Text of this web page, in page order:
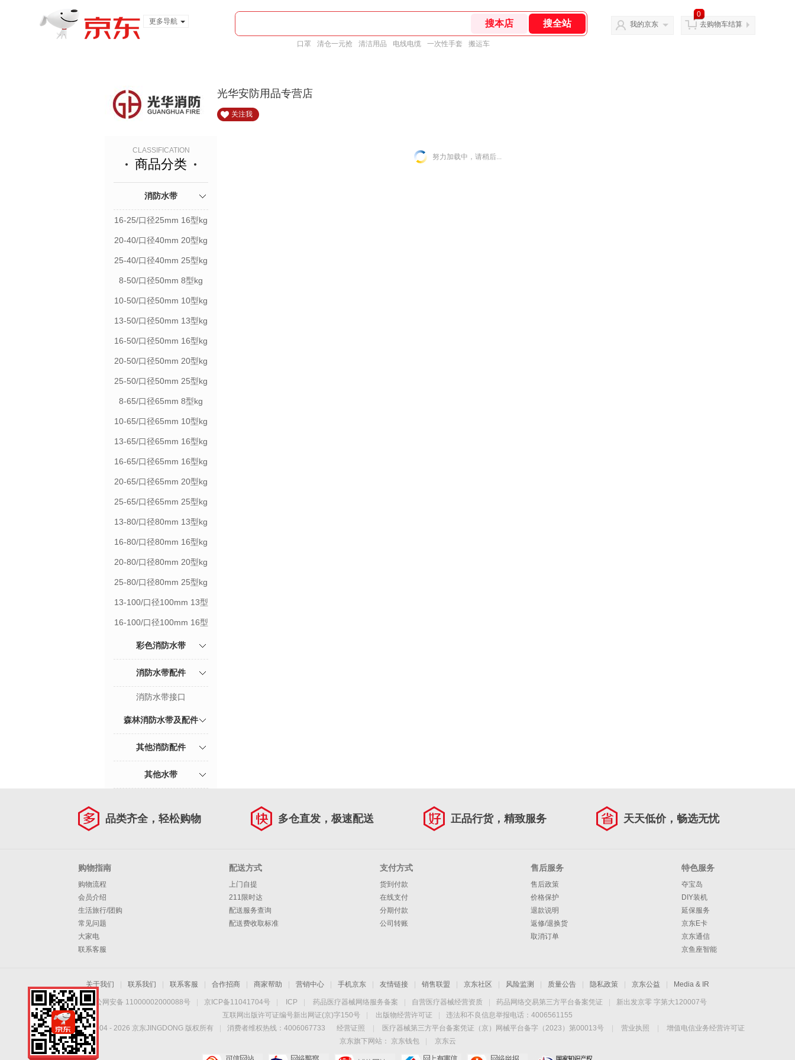
更多导航
口罩 清仓一元抢 清洁用品 电线电缆 一次性手套 搬运车
我的京东
0
去购物车结算
光华安防用品专营店
关注我
CLASSIFICATION
商品分类
消防水带
16-25/口径25mm 16型kg
20-40/口径40mm 20型kg
25-40/口径40mm 25型kg
8-50/口径50mm 8型kg
10-50/口径50mm 10型kg
13-50/口径50mm 13型kg
16-50/口径50mm 16型kg
20-50/口径50mm 20型kg
25-50/口径50mm 25型kg
8-65/口径65mm 8型kg
10-65/口径65mm 10型kg
13-65/口径65mm 16型kg
16-65/口径65mm 16型kg
20-65/口径65mm 20型kg
25-65/口径65mm 25型kg
13-80/口径80mm 13型kg
16-80/口径80mm 16型kg
20-80/口径80mm 20型kg
25-80/口径80mm 25型kg
13-100/口径100mm 13型
16-100/口径100mm 16型
彩色消防水带
消防水带配件
消防水带接口
森林消防水带及配件
其他消防配件
其他水带
努力加载中，请稍后...
品类齐全，轻松购物 多仓直发，极速配送 正品行货，精致服务 天天低价，畅选无忧
购物指南
购物流程
会员介绍
生活旅行/团购
常见问题
大家电
联系客服
配送方式
上门自提
211限时达
配送服务查询
配送费收取标准
支付方式
货到付款
在线支付
分期付款
公司转账
售后服务
售后政策
价格保护
退款说明
返修/退换货
取消订单
特色服务
夺宝岛
DIY装机
延保服务
京东E卡
京东通信
京鱼座智能
关于我们 联系我们 联系客服 合作招商 商家帮助 营销中心 手机京东 友情链接 销售联盟 京东社区 风险监测 质量公告 隐私政策 京东公益 Media & IR
京公网安备 11000002000088号 京ICP备11041704号 ICP 药品医疗器械网络服务备案 自营医疗器械经营资质 药品网络交易第三方平台备案凭证
新出发京零 字第大120007号
互联网出版许可证编号新出网证(京)字150号
出版物经营许可证
违法和不良信息举报电话：4006561155
Copyright © 2004 - 2026 京东JINGDONG 版权所有 消费者维权热线：4006067733 经营证照 医疗器械第三方平台备案凭证（京）网械平台备字（2023）第00013号 营业执照
增值电信业务经营许可证
京东旗下网站：
京东钱包
京东云
手机扫一扫，劲爆优